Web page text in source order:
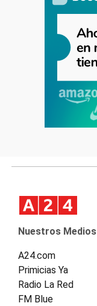
Nuestros Medios
A24.com
Primicias Ya
Radio La Red
FM Blue